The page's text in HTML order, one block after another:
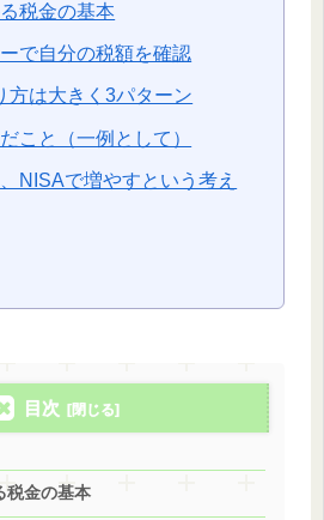
税金の基本
で自分の税額を確認
方は大きく3パターン
こと（一例として）
NISAで増やすという考え
目次
税金の基本